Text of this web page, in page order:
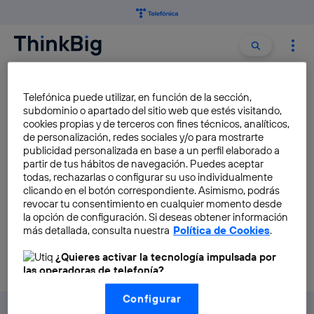
Buscar
HEMISFERIO NORTE
Auroras boreales, una buena
opción para los que aún no se
han ido de vacaciones
Daniel Poto Galán
Telefónica puede utilizar, en función de la sección,
subdominio o apartado del sitio web que estés visitando,
cookies propias y de terceros con fines técnicos, analíticos,
de personalización, redes sociales y/o para mostrarte
publicidad personalizada en base a un perfil elaborado a
partir de tus hábitos de navegación. Puedes aceptar
todas, rechazarlas o configurar su uso individualmente
clicando en el botón correspondiente. Asimismo, podrás
revocar tu consentimiento en cualquier momento desde
la opción de configuración. Si deseas obtener información
más detallada, consulta nuestra Política de Cookies.
¿Quieres activar la tecnología impulsada por
las operadoras de telefonía?
Nosotros, Telefónica S.A., utilizamos la tecnología Utiq para
realizar nuestras acciones de marketing digital o análisis
Configurar